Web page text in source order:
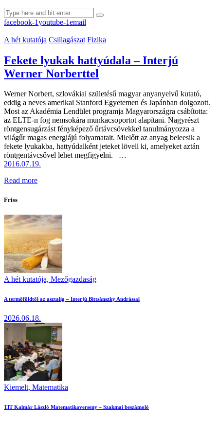
facebook-1youtube-1email
A hét kutatója Csillagászat Fizika
Fekete lyukak hattyúdala – Interjú
Werner Norberttel
Werner Norbert, szlovákiai születésű magyar anyanyelvű kutató,
eddig a neves amerikai Stanford Egyetemen és Japánban dolgozott.
Most az Akadémia Lendület programja Magyarországra csábította:
az ELTE-n fog nemsokára munkacsoportot alapítani. Nagyrészt
röntgensugárzást fényképező űrtávcsövekkel tanulmányozza a
világűr magas energiájú folyamatait. Mielőtt az anyag beleesik a
fekete lyukakba, hattyúdalként jeteket lövell ki, amelyeket aztán
röntgentávcsővel lehet megfigyelni. –…
2016.07.19.
Read more
Friss
A hét kutatója, Mezőgazdaság
A termőföldtől az asztalig – Interjú Bittsánszky Andrással
2026.06.18.
Kiemelt, Matematika
TIT Kalmár László Matematikaverseny – Szakmai beszámoló